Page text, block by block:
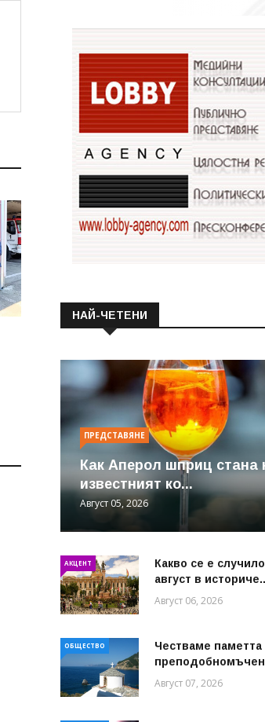
НАЙ-ЧЕТЕНИ
ПРЕДСТАВЯНЕ
Как Аперол шприц стана
известният ко...
Август 05, 2026
АКЦЕНТ
Какво се е
август в
Август 06, 2026
ОБЩЕСТВО
Честваме паметта
Август 07, 2026